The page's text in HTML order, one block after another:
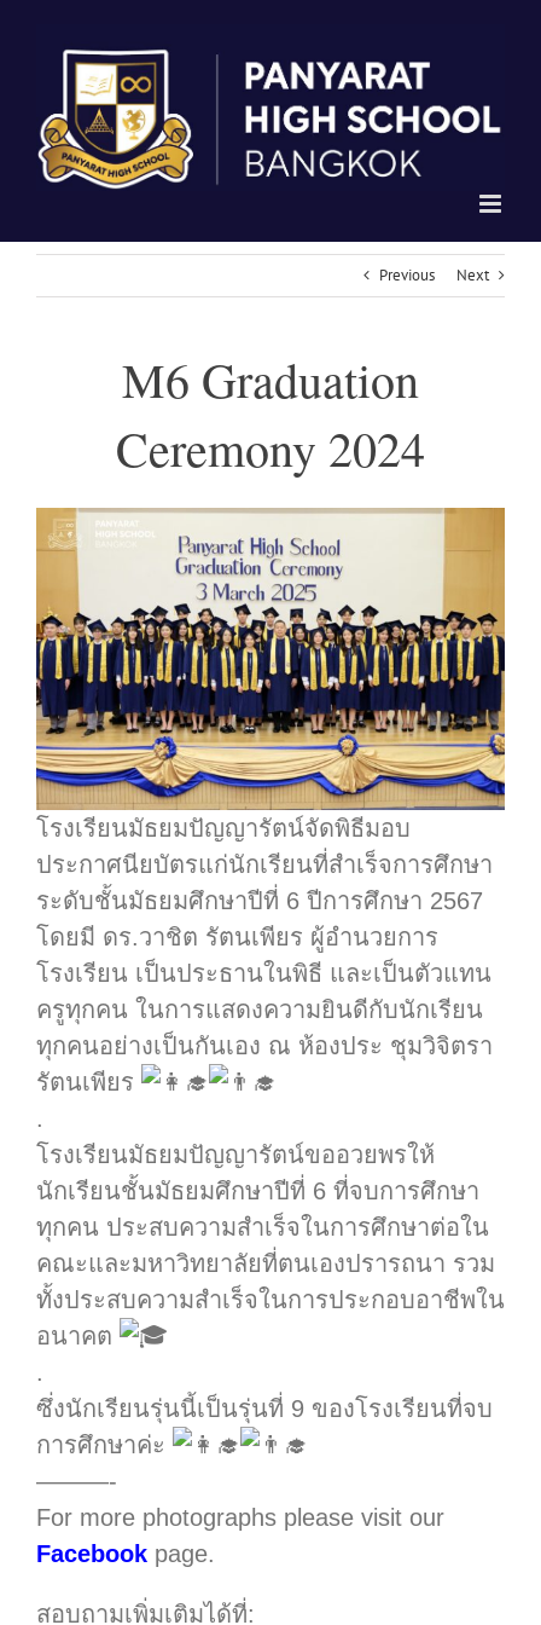
Previous Next
M6 Graduation
Ceremony 2024
โรงเรียนมัธยมปัญญารัตน์จัดพิธีมอบ
ประกาศนียบัตรแก่นักเรียนที่สำเร็จการศึกษา
ระดับชั้นมัธยมศึกษาปีที่ 6 ปีการศึกษา 2567
โดยมี ดร.วาชิต รัตนเพียร ผู้อำนวยการ
โรงเรียน เป็นประธานในพิธี และเป็นตัวแทน
ครูทุกคน ในการแสดงความยินดีกับนักเรียน
ทุกคนอย่างเป็นกันเอง ณ ห้องประ ชุมวิจิตรา
รัตนเพียร
.
โรงเรียนมัธยมปัญญารัตน์ขออวยพรให้
นักเรียนชั้นมัธยมศึกษาปีที่ 6 ที่จบการศึกษา
ทุกคน ประสบความสำเร็จในการศึกษาต่อใน
คณะและมหาวิทยาลัยที่ตนเองปรารถนา รวม
ทั้งประสบความสำเร็จในการประกอบอาชีพใน
อนาคต
.
ซึ่งนักเรียนรุ่นนี้เป็นรุ่นที่ 9 ของโรงเรียนที่จบ
การศึกษาค่ะ
———-
For more photographs please visit our
Facebook page.
สอบถามเพิ่มเติมได้ที่: